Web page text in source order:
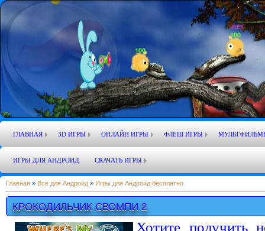
ГЛАВНАЯ 3D ИГРЫ ОНЛАЙН ИГРЫ ФЛЕШ ИГРЫ
ИГРЫ ДЛЯ АНДРОИД СКАЧАТЬ ИГРЫ
Главная » Все для Андроид » Игры для Андроид бесплатно
КРОКОДИЛЬЧИК СВОМПИ 2
Хотите получить